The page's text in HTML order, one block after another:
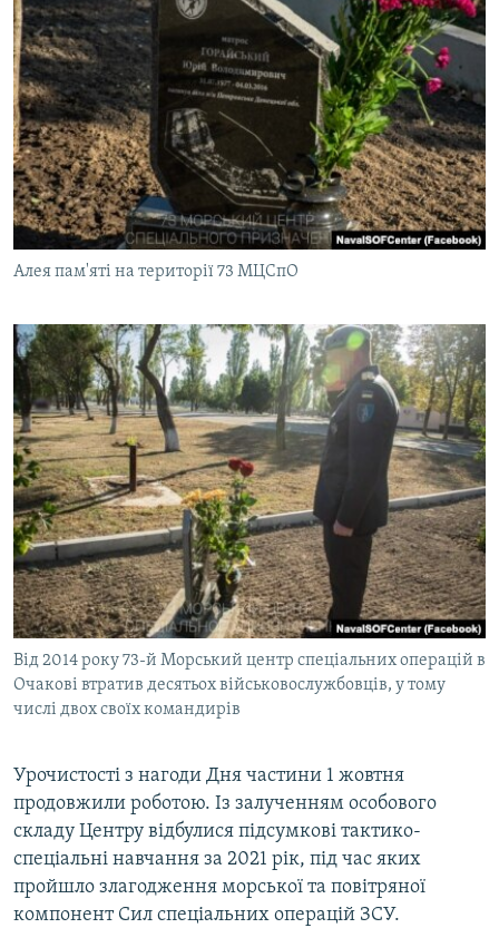
Алея пам'яті на території 73 МЦСпО
Від 2014 року 73-й Морський центр спеціальних операцій в
Очакові втратив десятьох військовослужбовців, у тому
числі двох своїх командирів
Урочистості з нагоди Дня частини 1 жовтня
продовжили роботою. Із залученням особового
складу Центру відбулися підсумкові тактико-
спеціальні навчання за 2021 рік, під час яких
пройшло злагодження морської та повітряної
компонент Сил спеціальних операцій ЗСУ.